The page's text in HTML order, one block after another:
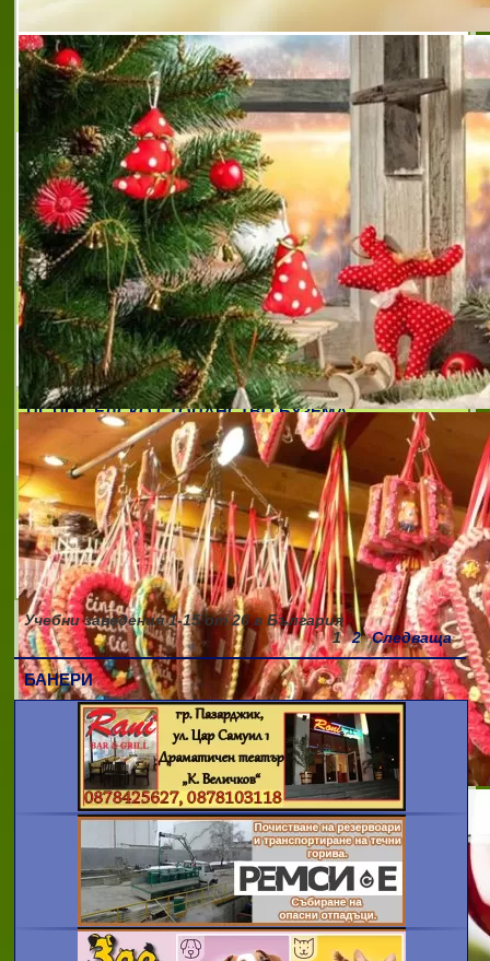
специалисти, инженери и
научноизследователски кадри, изв
ОУ ГЕОРГИ КИРКОВ
Основно училище "Георги Кирков" отваря
врати и посреща първи випуск на 15
септември 1960 година в гр.
Казанлък.Построено е с държавни
бюджетни средства и от самооблагането
на жителите на града.
ОСНОВНО УЧИЛИЩЕ ПЕЙО КРАЧОЛОВ ЯВОРОВ
Кърджали
ПГ ПО СЕЛСКО СТОПАНСТВО БУЗЕМА
ЧАСТЕН ПРОФЕСИОНАЛЕН КОЛЕЖ ПО
МЕНИДЖМЪНТ
В ТУРИЗМА, РЕСТОРАНТЬОРСТВОТО И
ХОТЕЛИЕРСТВОТО ИНТЕРБИЗНЕС
Учебни заведения1-15от26в България
1
2 Следваща
БАНЕРИ